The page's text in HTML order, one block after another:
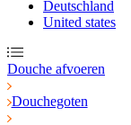
Deutschland
United states
Douche afvoeren
Douchegoten